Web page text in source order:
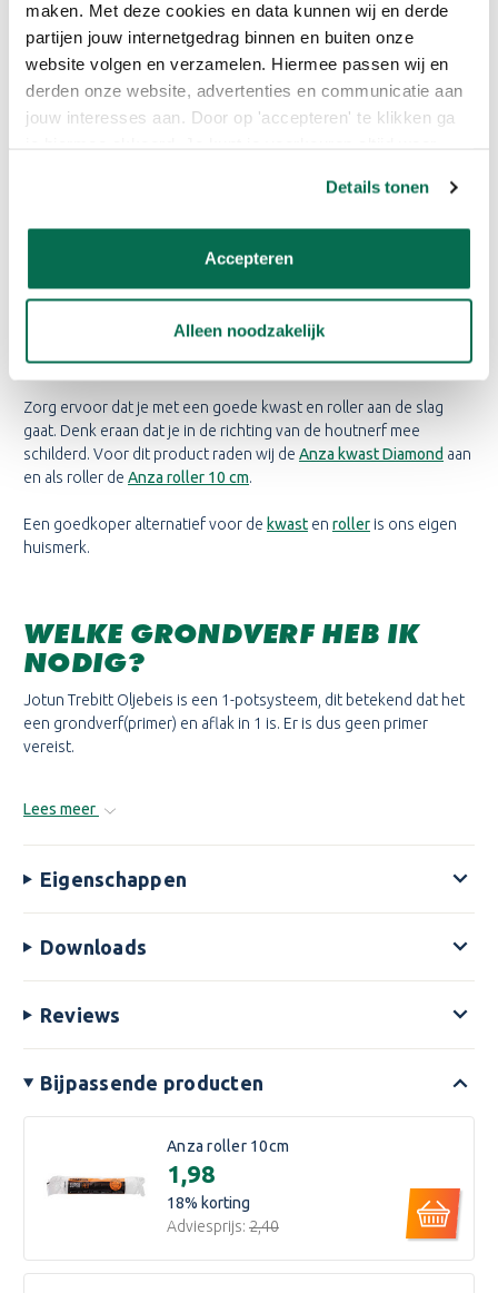
maken. Met deze cookies en data kunnen wij en derde
partijen jouw internetgedrag binnen en buiten onze
website volgen en verzamelen. Hiermee passen wij en
derden onze website, advertenties en communicatie aan
jouw interesses aan. Door op 'accepteren' te klikken ga
Details tonen
Accepteren
Alleen noodzakelijk
WAAR GEBRUIK IK JOTUN
TREBITT OLJEBEIS VOOR?
Kan toegepast worden op nieuw, voorheen gebeits of
geïmpregneerd hout en is uitstekend geschikt voor poreuze,
De Jotun Trebitt Oljebeis kan gebruikt worden voor het beitsen
schuttingen, terrassen, vlonders, trappen, kozijnen, meubels en
WAARMEE GEBRUIK IK DE
JOTUN TREBITT OLJEBEIS?
Zorg ervoor dat je met een goede kwast en roller aan de slag
gaat. Denk eraan dat je in de richting van de houtnerf mee
schilderd. Voor dit product raden wij de Anza kwast Diamond aan
en als roller de Anza roller 10 cm.
Een goedkoper alternatief voor de kwast en roller is ons eigen
huismerk.
WELKE GRONDVERF HEB IK
NODIG?
Jotun Trebitt Oljebeis is een 1-potsysteem, dit betekend dat het
een grondverf(primer) en aflak in 1 is. Er is dus geen primer
vereist.
Lees meer
Eigenschappen
Downloads
Reviews
Bijpassende producten
Anza roller 10cm
€1,98
18% korting
Adviesprijs: €2,40